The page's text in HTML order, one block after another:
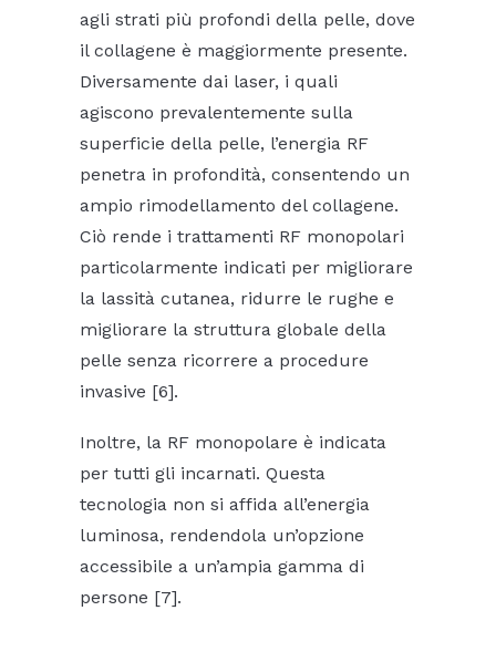
agli strati più profondi della pelle, dove
il collagene è maggiormente presente.
Diversamente dai laser, i quali
agiscono prevalentemente sulla
superficie della pelle, l’energia RF
penetra in profondità, consentendo un
ampio rimodellamento del collagene.
Ciò rende i trattamenti RF monopolari
particolarmente indicati per migliorare
la lassità cutanea, ridurre le rughe e
migliorare la struttura globale della
pelle senza ricorrere a procedure
invasive [6].
Inoltre, la RF monopolare è indicata
per tutti gli incarnati. Questa
tecnologia non si affida all’energia
luminosa, rendendola un’opzione
accessibile a un’ampia gamma di
persone [7].